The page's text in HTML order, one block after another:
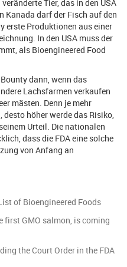
Tier, das in den USA
Kanada darf der Fisch auf den
erste Produktionen aus einer
In den USA muss der
als Bioengineered Food
dann, wenn das
Lachsfarmen verkaufen
mästen. Denn je mehr
desto höher werde das Risiko,
Urteil. Die nationalen
dass die FDA eine solche
von Anfang an
of Bioengineered Foods
first GMO salmon, is coming
the Court Order in the FDA